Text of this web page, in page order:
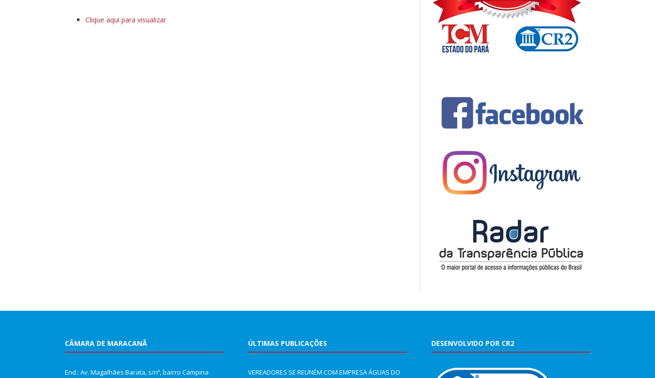
Clique aqui para visualizar
CÂMARA DE MARACANÃ
End.: Av. Magalhães Barata, s/nº, bairro Campina
ÚLTIMAS PUBLICAÇÕES
VEREADORES SE REUNÉM COM EMPRESA ÁGUAS DO
DESENVOLVIDO POR CR2